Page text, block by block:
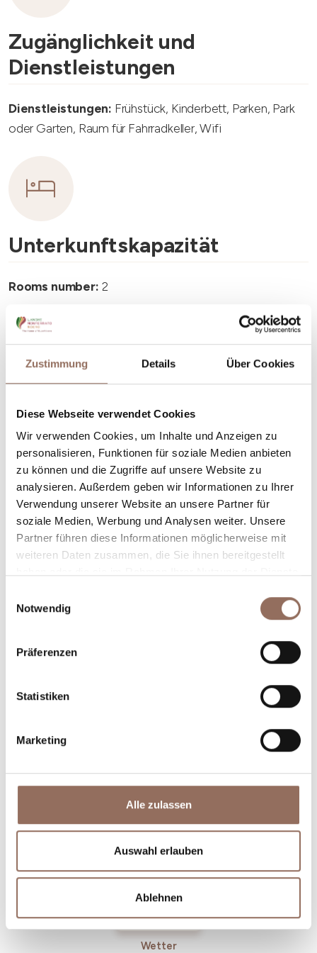
Zustimmung Details Über Cookies
Diese Webseite verwendet Cookies
Wir verwenden Cookies, um Inhalte und Anzeigen zu
personalisieren, Funktionen für soziale Medien anbieten
zu können und die Zugriffe auf unsere Website zu
analysieren. Außerdem geben wir Informationen zu Ihrer
Verwendung unserer Website an unsere Partner für
soziale Medien, Werbung und Analysen weiter. Unsere
Partner führen diese Informationen möglicherweise mit
weiteren Daten zusammen, die Sie ihnen bereitgestellt
Notwendig
Präferenzen
Statistiken
Marketing
Alle zulassen
Auswahl erlauben
Ablehnen
Zugänglichkeit und
Dienstleistungen
Dienstleistungen: Frühstück, Kinderbett, Parken, Park
oder Garten, Raum für Fahrradkeller, Wifi
Unterkunftskapazität
Rooms number: 2
Beds number:
Dein Urlaub
Plane, wo du übernachtest und isst, was du in jedem
Winkel des Langhe Monferrato Roero unternehmen
willst, mit einem Blick aufs Wetter in Echtzeit.
Betriebe
Wetter